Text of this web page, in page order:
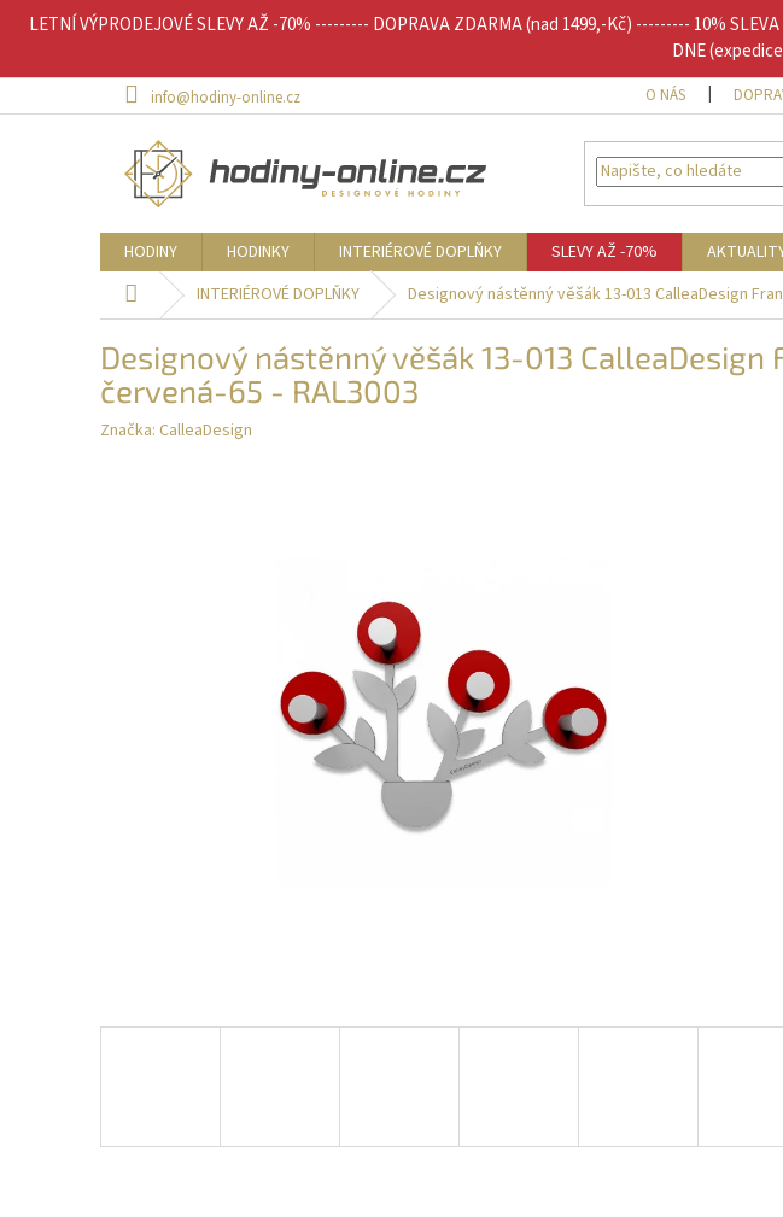
LETNÍ VÝPRODEJOVÉ SLEVY AŽ -70% --------- DOPRAVA ZDARMA (nad 1499,-Kč) --------- 10%
DNE
info@hodiny-online.cz O NÁS
HODINY HODINKY INTERIÉROVÉ DOPLŇKY SLEVY AŽ -70%
Domů INTERIÉROVÉ DOPLŇKY Designový nástěnný věšák 13-013 CalleaDesign
Designový nástěnný věšák 13-013
červená-65 - RAL3003
Značka: CalleaDesign